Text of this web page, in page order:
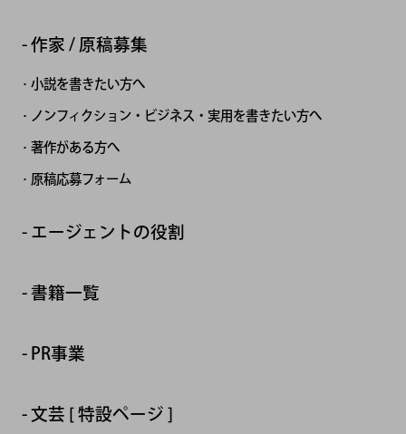
作家 / 原稿募集
小説を書きたい方へ
ノンフィクション・ビジネス・実用を書きたい方へ
著作がある方へ
原稿応募フォーム
エージェントの役割
書籍一覧
PR事業
文芸 [ 特設ページ ]